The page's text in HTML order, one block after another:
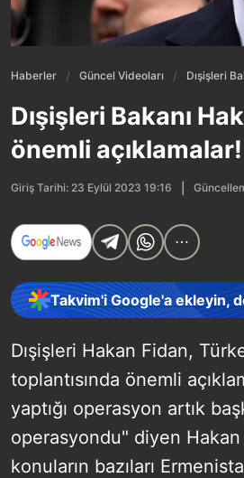
Haberler Güncel Videoları Dışişleri
Dışişleri Bakanı
önemli açıklamalar!
Giriş Tarihi: 23 Eylül 2023 19:16
Takvim'i Google'a ekleyin,
Dışişleri Hakan Fidan,
toplantısında önemli
yaptığı operasyon artık
operasyondu" diyen
konuların bazıları